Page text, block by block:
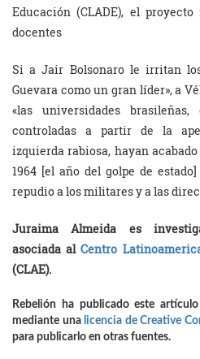
Educación (CLADE), el
docentes
Si a Jair Bolsonaro le irritan
Guevara como un gran líder», a
«las universidades
controladas a partir de la
izquierda rabiosa, hayan
1964 [el año del golpe de
repudio a los militares y a las
Juraima Almeida es
asociada alCentro
(CLAE).
Rebelión ha publicado este
mediante una licencia de Creative
para publicarlo en otras fuentes.